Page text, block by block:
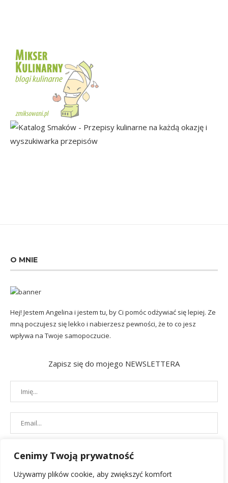
Cenimy Twoją prywatność
Używamy plików cookie, aby zwiększyć komfort
O MNIE
Hej! Jestem Angelina i jestem tu, by Ci pomóc odżywiać się lepiej. Ze
mną poczujesz się lekko i nabierzesz pewności, że to co jesz
wpływa na Twoje samopoczucie.
Zapisz się do mojego NEWSLETTERA